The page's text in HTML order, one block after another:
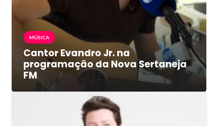
MÚSICA
Cantor Evandro Jr. na
programação da Nova Sertaneja
FM